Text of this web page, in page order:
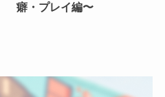
癖・プレイ編〜